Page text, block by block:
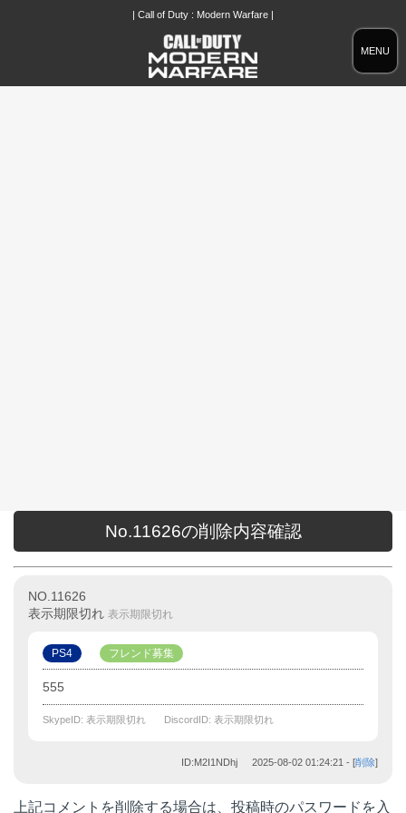
MENU
| Call of Duty : Modern Warfare |
No.11626の削除内容確認
NO.11626
表示期限切れ 表示期限切れ
PS4 フレンド募集
555
SkypeID: 表示期限切れ DiscordID: 表示期限切れ
ID:M2I1NDhj 2025-08-02 01:24:21 - [削除]
上記コメントを削除する場合は、投稿時のパスワードを入